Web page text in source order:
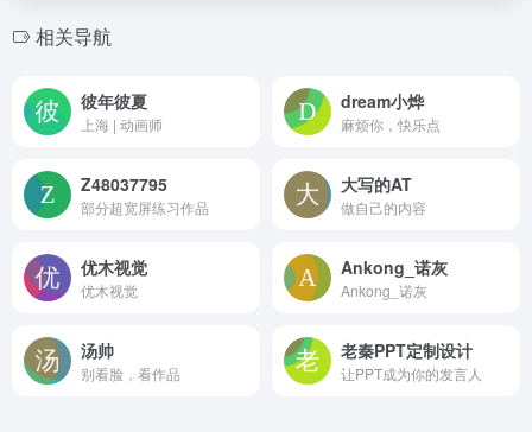
相关导航
彼年彼夏
上海 | 动画师
dream小烨
麻烦你，快乐点
Z48037795
部分超宽屏练习作品
大写的AT
做自己的内容
优木视觉
优木视觉
Ankong_诺灰
Ankong_诺灰
汤帅
别看脸，看作品
老秦PPT定制设计
让PPT成为你的发言人